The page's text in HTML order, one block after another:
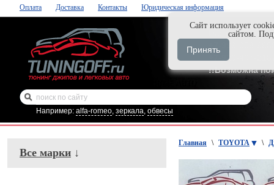
Оплата Доставка Контакты Юридическая информация
Нажми и
+7-929-495-
!!Возможна
Например: alfa-romeo, зеркала, обвесы
Все марки ↓
Главная \ TOYOTA \
Cайт использует
сайтом.
Принять